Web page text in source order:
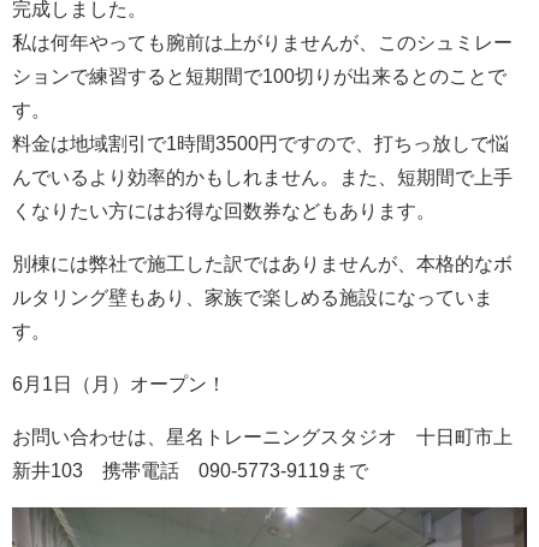
ブログ
イベント
会社案内
完成しました。
私は何年やっても腕前は上がりませんが、このシュミレー
ションで練習すると短期間で100切りが出来るとのことで
す。
料金は地域割引で1時間3500円ですので、打ちっ放しで悩
んでいるより効率的かもしれません。また、短期間で上手
くなりたい方にはお得な回数券などもあります。
別棟には弊社で施工した訳ではありませんが、本格的なボ
ルタリング壁もあり、家族で楽しめる施設になっていま
す。
6月1日（月）オープン！
お問い合わせは、星名トレーニングスタジオ 十日町市上
新井103 携帯電話 090-5773-9119まで